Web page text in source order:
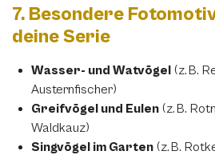
7. Besondere
deine Serie
Wasser- und Watvögel (z. B.
Austernfischer)
Greifvögel und Eulen (z. B.
Waldkauz)
Singvögel im Garten (z. B.